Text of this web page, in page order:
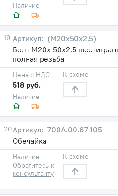
Наличие
19
(М20х50х2,5)
Болт М20х 50х2,5
полная резьба
Наличие
Цена с НДС
518 руб.
К схеме
20
700А.00.67.105
Обечайка
Наличие
Обратитесь к
консультанту
К схеме